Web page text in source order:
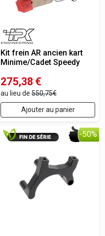
Kit frein AR ancien kart
Minime/Cadet Speedy
275,38 €
au lieu de 550,75€
Ajouter au panier
-50%